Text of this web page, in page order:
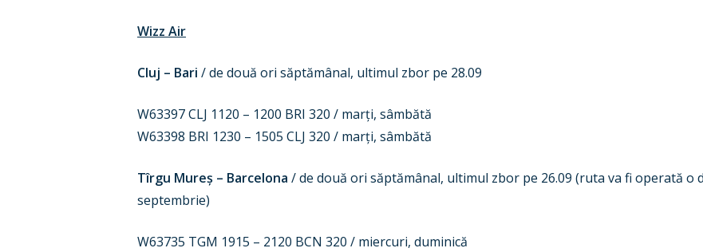
Wizz Air
Cluj – Bari / de două ori săptămânal, ultimul zbor pe 28.09
W63397 CLJ 1120 – 1200 BRI 320 / marți, sâmbătă
W63398 BRI 1230 – 1505 CLJ 320 / marți, sâmbătă
Tîrgu Mureș – Barcelona / de două ori săptămânal, ultimul zbor pe 26.09 (ruta va fi operată o
septembrie)
W63735 TGM 1915 – 2120 BCN 320 / miercuri, duminică